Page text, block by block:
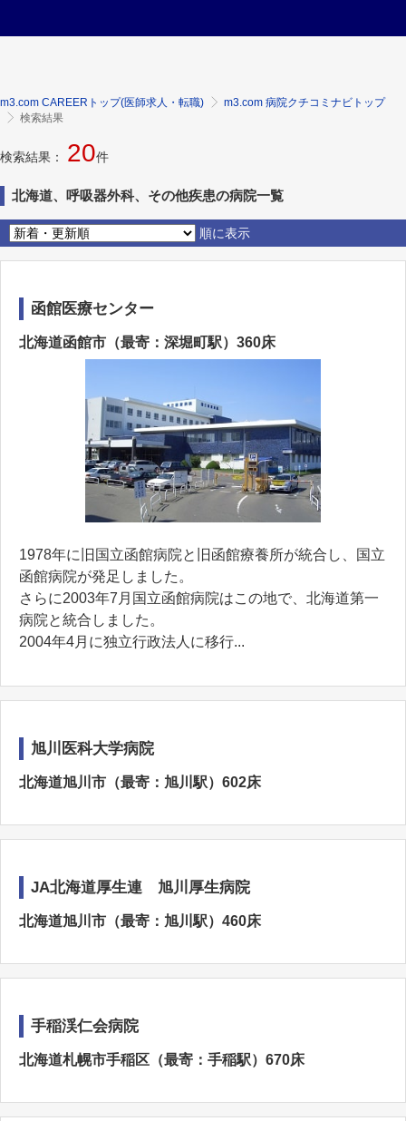
m3.com CAREERトップ(医師求人・転職)
m3.com 病院クチコミナビトップ
検索結果
検索結果： 20件
北海道、呼吸器外科、その他疾患の病院一覧
順に表示
函館医療センター
北海道函館市（最寄：深堀町駅）360床
1978年に旧国立函館病院と旧函館療養所が統合し、国立
函館病院が発足しました。
さらに2003年7月国立函館病院はこの地で、北海道第一
病院と統合しました。
2004年4月に独立行政法人に移行...
旭川医科大学病院
北海道旭川市（最寄：旭川駅）602床
JA北海道厚生連 旭川厚生病院
北海道旭川市（最寄：旭川駅）460床
手稲渓仁会病院
北海道札幌市手稲区（最寄：手稲駅）670床